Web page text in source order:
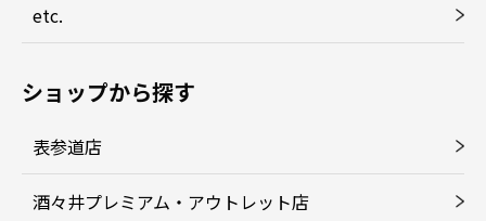
etc.
ショップから探す
表参道店
酒々井プレミアム・アウトレット店